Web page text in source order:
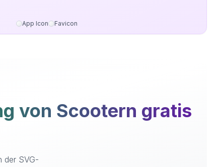
App Icon Favicon
von Scootern gratis
der SVG-